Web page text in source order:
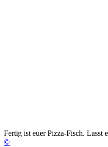
Fertig ist euer Pizza-Fisch. Lasst
©